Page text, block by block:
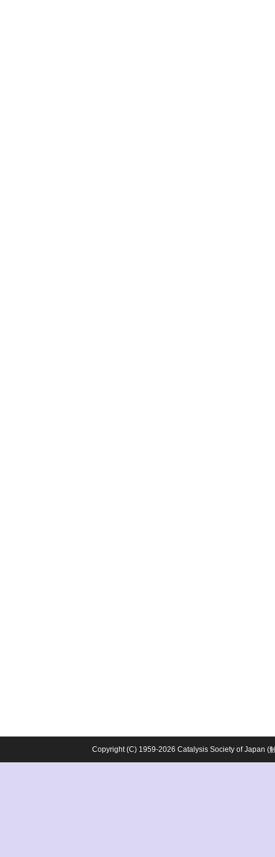
Copyright (C) 1959-2026 Catalysis Society of Japan (